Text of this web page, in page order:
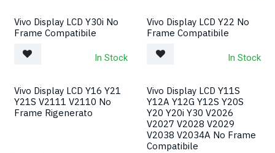
Vivo Display LCD Y30i No
Frame Compatibile
In Stock
Vivo Display LCD Y22 No
Frame Compatibile
In Stock
Vivo Display LCD Y16 Y21
Y21S V2111 V2110 No
Frame Rigenerato
Vivo Display LCD Y11S
Y12A Y12G Y12S Y20S
Y20 Y20i Y30 V2026
V2027 V2028 V2029
V2038 V2034A No Frame
Compatibile